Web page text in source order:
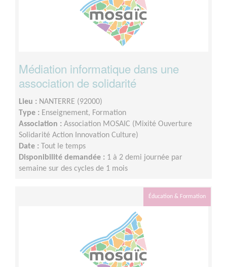
Médiation informatique dans une
association de solidarité
Lieu : NANTERRE (92000)
Type : Enseignement, Formation
Association : Association MOSAIC (Mixité Ouverture
Solidarité Action Innovation Culture)
Date : Tout le temps
Disponibilité demandée : 1 à 2 demi journée par
semaine sur des cycles de 1 mois
Éducation & Formation